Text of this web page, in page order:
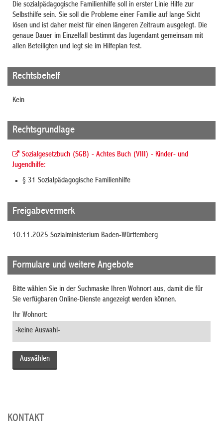
Die sozialpädagogische Familienhilfe soll in erster Linie Hilfe zur
Selbsthilfe sein. Sie soll die Probleme einer Familie auf lange Sicht
lösen und ist daher meist für einen längeren Zeitraum ausgelegt. Die
genaue Dauer im Einzelfall bestimmt das Jugendamt gemeinsam mit
allen Beteiligten und legt sie im Hilfeplan fest.
Rechtsbehelf
Kein
Rechtsgrundlage
Sozialgesetzbuch (SGB) - Achtes Buch (VIII) - Kinder- und
Jugendhilfe:
§ 31 Sozialpädagogische Familienhilfe
Freigabevermerk
10.11.2025 Sozialministerium Baden-Württemberg
Formulare und weitere Angebote
Bitte wählen Sie in der Suchmaske Ihren Wohnort aus, damit die für
Sie verfügbaren Online-Dienste angezeigt werden können.
Ihr Wohnort:
KONTAKT